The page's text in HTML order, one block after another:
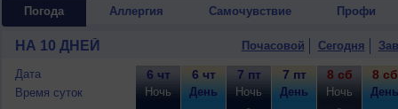
8 августа, в течение суток
, ожидается переменная
ветер слабый.
Погода Аллергия Самочувствие Профи
НА 10 ДНЕЙ Почасовой Сегодня
Дата
Время суток
6 чт
Ночь
6 чт
День
7 пт
Ночь
7 пт
День
8 сб
Ночь
8 сб
День